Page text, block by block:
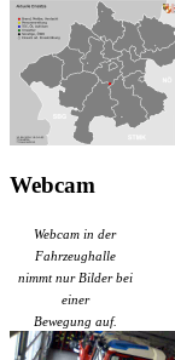
Webcam
Webcam in der
Fahrzeughalle
nimmt nur Bilder bei
einer
Bewegung auf.